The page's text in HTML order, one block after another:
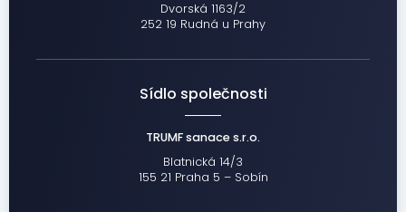
Dvorská 1163/2
252 19 Rudná u Prahy
Sídlo společnosti
TRUMF sanace s.r.o.
Blatnická 14/3
155 21 Praha 5 – Sobín